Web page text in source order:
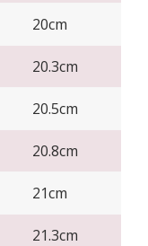
20cm
20.3cm
20.5cm
20.8cm
21cm
21.3cm